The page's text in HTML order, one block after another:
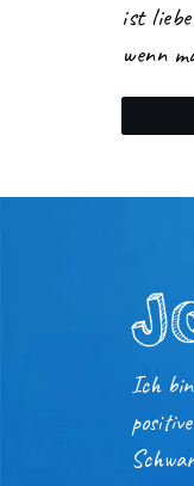
ist
wenn
Ich